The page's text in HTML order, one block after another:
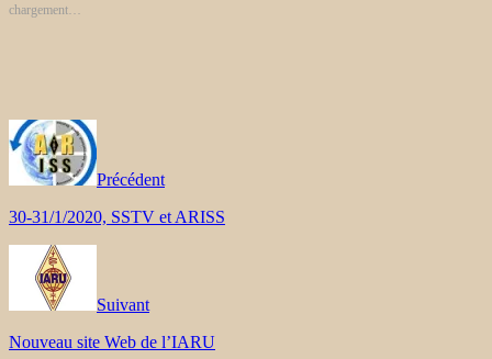
chargement…
Précédent
30-31/1/2020, SSTV et ARISS
Suivant
Nouveau site Web de l’IARU